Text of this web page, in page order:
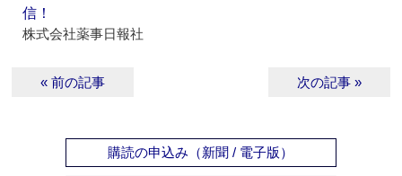
信！
株式会社薬事日報社
« 前の記事 次の記事 »
購読の申込み（新聞 / 電子版）